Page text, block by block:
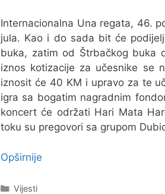
Internacionalna Una regata, 46.
jula. Kao i do sada bit će
buka, zatim od Štrbačkog buka
iznos kotizacije za učesnike se
iznosit će 40 KM i upravo za te
igra sa bogatim nagradnim
koncert će održati Hari Mata
toku su pregovori sa grupom
Opširnije
Kategorije
Vijesti